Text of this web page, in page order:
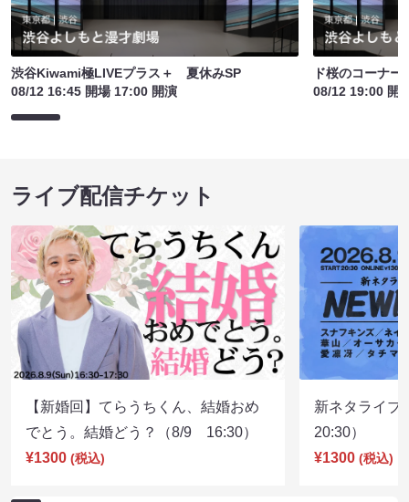
渋谷Kiwami極LIVEプラス＋ 夏休みSP
08/12 16:45 開場 17:00 開演
ド桜のコーナ
08/12 19:00 開
ライブ配信チケット
【新婚回】てらうちくん、結婚おめ
でとう。結婚どう？（8/9 16:30）
¥1300 (税込)
新ネタライ
20:30）
¥1300 (税込)